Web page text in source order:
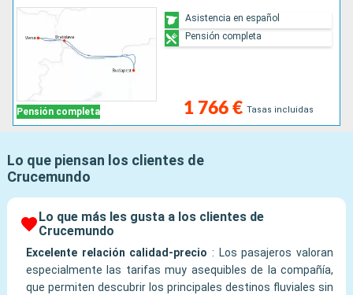
Pensión completa 1 766 € Tasas incluidas
Asistencia en español
Pensión completa
Lo que piensan los clientes de
Crucemundo
Lo que más les gusta a los clientes de
Crucemundo
Excelente relación calidad-precio : Los pasajeros valoran
especialmente las tarifas muy asequibles de la compañía,
que permiten descubrir los principales destinos fluviales sin